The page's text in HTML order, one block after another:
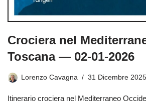
Crociera nel
Toscana — 02-01-2026
Lorenzo Cavagna 31 Dicembre 2025
Itinerario crociera nel Mediterraneo